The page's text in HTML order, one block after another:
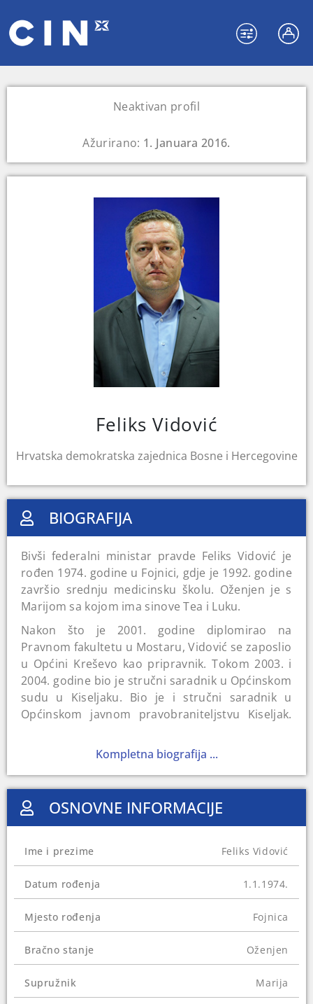
Neaktivan profil
Ažurirano: 1. Januara 2016.
Feliks Vidović
Hrvatska demokratska zajednica Bosne i Hercegovine
BIOGRAFIJA
Bivši federalni ministar pravde Feliks Vidović je
rođen 1974. godine u Fojnici, gdje je 1992. godine
završio srednju medicinsku školu. Oženjen je s
Marijom sa kojom ima sinove Tea i Luku.
Nakon što je 2001. godine diplomirao na
Pravnom fakultetu u Mostaru, Vidović se zaposlio
u Općini Kreševo kao pripravnik. Tokom 2003. i
2004. godine bio je stručni saradnik u Općinskom
sudu u Kiseljaku. Bio je i stručni saradnik u
Općinskom javnom pravobraniteljstvu Kiseljak.
općine Kiseljak, Kreševo i Fojnicu i na toj funkciji
Te godine je postao član Hrvatske demokratske
zajednice Bosne i Hercegovine (HDZBiH) i
ministar pravde u Vladi Federacije Bosne i
godine. Bio je kandidat za Federalni parlament
zastupničko mjesto. Vijeće ministara BiH je u
člana Odbora državne službe za žalbe na
Od 2015. godine obavlja funkciju ministra
unutrašnjih poslova Srednjebosanskog kantona.
Kompletna biografija ...
OSNOVNE INFORMACIJE
Ime i prezime Feliks Vidović
Datum rođenja 1.1.1974.
Mjesto rođenja Fojnica
Bračno stanje Oženjen
Supružnik Marija